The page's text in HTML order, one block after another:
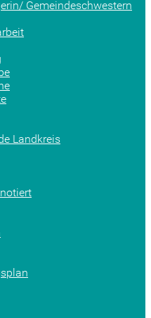
Gemeindeschwestern
Landkreis